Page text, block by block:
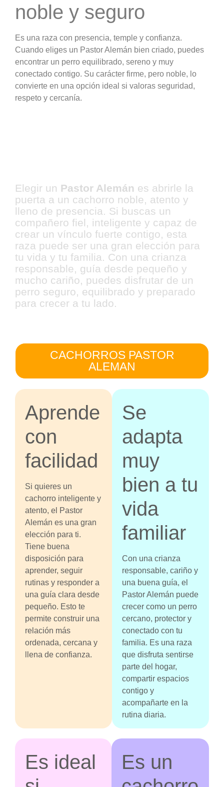
noble y seguro
Es una raza con presencia, temple y confianza.
Cuando eliges un Pastor Alemán bien criado, puedes
encontrar un perro equilibrado, sereno y muy
conectado contigo. Su carácter firme, pero noble, lo
convierte en una opción ideal si valoras seguridad,
respeto y cercanía.
Elegir un Pastor Alemán es abrirle la
puerta a un cachorro noble, atento y
lleno de presencia. Si buscas un
compañero fiel, inteligente y capaz de
crear un vínculo fuerte contigo, esta
raza puede ser una gran elección para
tu vida y tu familia. Con una crianza
responsable, guía desde pequeño y
mucho cariño, puedes disfrutar de un
perro seguro, equilibrado y preparado
para crecer a tu lado.
CACHORROS PASTOR
ALEMAN
Aprende
con
facilidad
Si quieres un
cachorro inteligente y
atento, el Pastor
Alemán es una gran
elección para ti.
Tiene buena
disposición para
aprender, seguir
rutinas y responder a
una guía clara desde
pequeño. Esto te
permite construir una
relación más
ordenada, cercana y
llena de confianza.
Se
adapta
muy
bien a tu
vida
familiar
Con una crianza
responsable, cariño y
una buena guía, el
Pastor Alemán puede
crecer como un perro
cercano, protector y
conectado con tu
familia. Es una raza
que disfruta sentirse
parte del hogar,
compartir espacios
contigo y
acompañarte en la
rutina diaria.
Es ideal
Es un